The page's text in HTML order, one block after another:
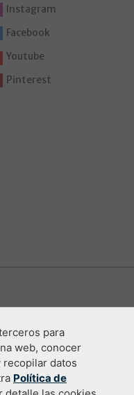
Instagram
Facebook
Youtube
Pinterest
para
web, conocer
datos
Política de